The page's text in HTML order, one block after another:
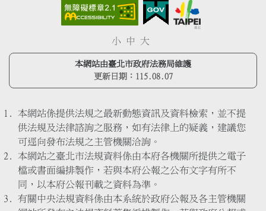
小 中 大
本網站由臺北市政府法務局維護
更新日期： 115.08.07
本網站係提供法規之最新動態資訊及資料檢索，並不提
供法規及法律諮詢之服務，如有法律上的疑義，建議您
可逕向發布法規之主管機關洽詢。
本網站之臺北市法規資料係由本府各機關所提供之電子
檔或書面編排製作，若與本府公報之公布文字有所不
同，以本府公報刊載之資料為準。
有關中央法規資料係由本系統於政府公報及各主管機關